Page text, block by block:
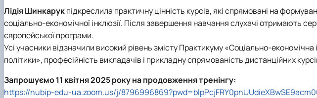
Лідія Шинкарукпідкреслила практичну цінність курсів, які спрямовані на
соціально-економічної інклюзії. Після завершення навчання слухачі отримають
європейської програми.
Усі учасники відзначили високий рівень змісту Практикуму «Соціально-економічна
політики», професійність викладачів і прикладну спрямованість дистанційних
Запрошуємо 11 квітня 2025 року на продовження тренінгу:
https://nubip-edu-ua.zoom.us/j/